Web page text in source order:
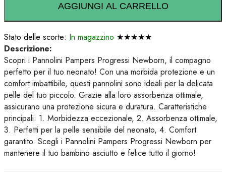
AGGIUNGI AL CARRELLO
Stato delle scorte: In magazzino ★★★★★
Descrizione:
Scopri i Pannolini Pampers Progressi Newborn, il compagno
perfetto per il tuo neonato! Con una morbida protezione e un
comfort imbattibile, questi pannolini sono ideali per la delicata
pelle del tuo piccolo. Grazie alla loro assorbenza ottimale,
assicurano una protezione sicura e duratura. Caratteristiche
principali: 1. Morbidezza eccezionale, 2. Assorbenza ottimale,
3. Perfetti per la pelle sensibile del neonato, 4. Comfort
garantito. Scegli i Pannolini Pampers Progressi Newborn per
mantenere il tuo bambino asciutto e felice tutto il giorno!